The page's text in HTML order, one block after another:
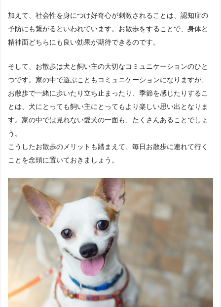
加えて、社会性を身につけ好奇心が刺激されることは、認知症の
予防にも繋がるといわれています。お散歩をすることで、身体と
精神面どちらにも良い効果が期待できるのです。
そして、お散歩は犬と飼い主の大切なコミュニケーションのひと
つです。家の中で遊ぶこともコミュニケーションになりますが、
お散歩で一緒に歩いたり立ち止まったり、季節を感じたりするこ
とは、犬にとっても飼い主にとってもより楽しい思い出となりま
す。家の中では見れない愛犬の一面も、たくさんあることでしょ
う。
こうしたお散歩のメリットも踏まえて、毎日お散歩に連れて行く
ことを念頭に置いておきましょう。